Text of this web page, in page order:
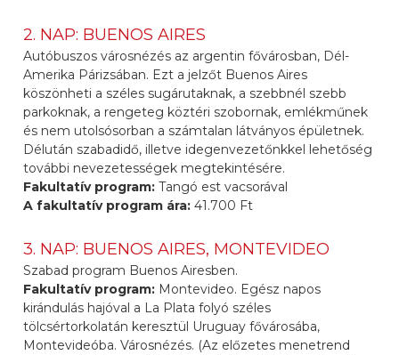
2. NAP: BUENOS AIRES
Autóbuszos városnézés az argentin fővárosban, Dél-
Amerika Párizsában. Ezt a jelzőt Buenos Aires
köszönheti a széles sugárutaknak, a szebbnél szebb
parkoknak, a rengeteg köztéri szobornak, emlékműnek
és nem utolsósorban a számtalan látványos épületnek.
Délután szabadidő, illetve idegenvezetőnkkel lehetőség
további nevezetességek megtekintésére.
Fakultatív program:Tangó est vacsorával
A fakultatív program ára:41.700 Ft
3. NAP: BUENOS AIRES, MONTEVIDEO
Szabad program Buenos Airesben.
Fakultatív program: Montevideo. Egész napos
kirándulás hajóval a La Plata folyó széles
tölcsértorkolatán keresztül Uruguay fővárosába,
Montevideóba. Városnézés. (Az előzetes menetrend